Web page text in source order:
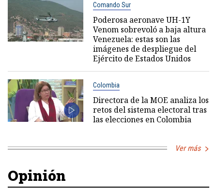
Comando Sur
Poderosa aeronave UH-1Y
Venom sobrevoló a baja altura
Venezuela: estas son las
imágenes de despliegue del
Ejército de Estados Unidos
Colombia
Directora de la MOE analiza los
retos del sistema electoral tras
las elecciones en Colombia
Ver más
Opinión